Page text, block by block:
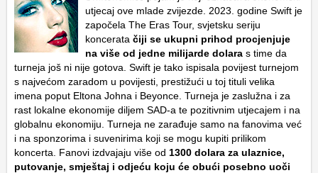
utjecaj ove mlade zvijezde. 2023. godine Swift je
započela The Eras Tour, svjetsku seriju
koncerata čiji se ukupni prihod procjenjuje
na više od jedne milijarde dolara s time da
turneja još ni nije gotova. Swift je tako ispisala povijest turnejom
s najvećom zaradom u povijesti, prestižući u toj tituli velika
imena poput Eltona Johna i Beyonce. Turneja je zaslužna i za
rast lokalne ekonomije diljem SAD-a te pozitivnim utjecajem i na
globalnu ekonomiju. Turneja ne zarađuje samo na fanovima već
i na sponzorima i suvenirima koji se mogu kupiti prilikom
koncerta. Fanovi izdvajaju više od 1300 dolara za ulaznice,
putovanje, smještaj i odjeću koju će obući posebno uoči